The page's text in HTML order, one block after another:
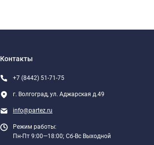
Контакты
+7 (8442) 51-71-75
г. Волгоград, ул. Аджарская д.49
info@partez.ru
Режим работы:
Пн-Пт 9:00—18:00; Сб-Вс Выходной